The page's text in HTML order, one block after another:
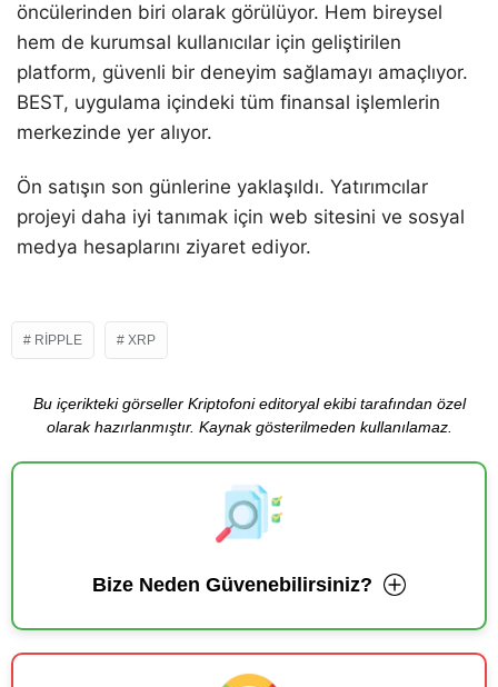
öncülerinden biri olarak görülüyor. Hem bireysel
hem de kurumsal kullanıcılar için geliştirilen
platform, güvenli bir deneyim sağlamayı amaçlıyor.
BEST, uygulama içindeki tüm finansal işlemlerin
merkezinde yer alıyor.
Ön satışın son günlerine yaklaşıldı. Yatırımcılar
projeyi daha iyi tanımak için web sitesini ve sosyal
medya hesaplarını ziyaret ediyor.
RIPPLE XRP
Bu içerikteki görseller Kriptofoni editoryal ekibi tarafından özel
olarak hazırlanmıştır. Kaynak gösterilmeden kullanılamaz.
Bize Neden Güvenebilirsiniz?